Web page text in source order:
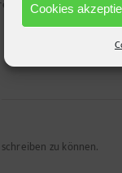
Cookies
und querlenkend,
zu können.